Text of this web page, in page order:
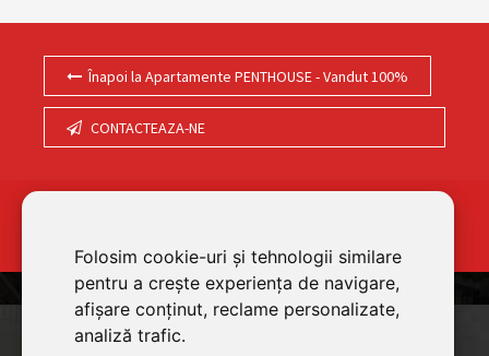
Folosim cookie-uri și tehnologii similare
pentru a crește experiența de navigare,
afișare conținut, reclame personalizate,
analiză trafic.
Înapoi la Apartamente PENTHOUSE - Vandut 100%
CONTACTEAZA-NE